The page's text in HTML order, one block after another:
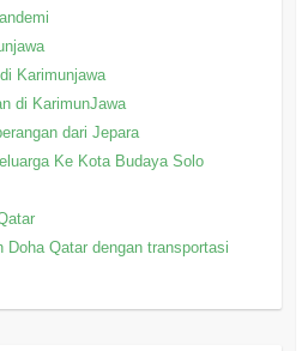
Karimunjawa
di KarimunJawa
dari Jepara
Ke Kota Budaya Solo
Doha Qatar dengan transportasi